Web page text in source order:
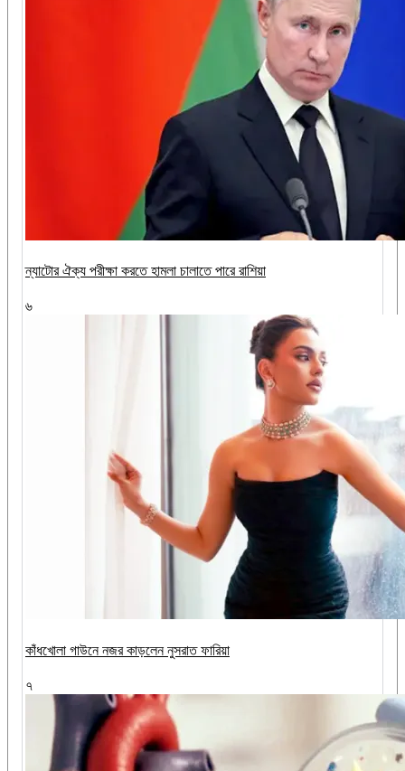
ন্যাটোর ঐক্য পরীক্ষা করতে হামলা চালাতে পারে রাশিয়া
৬
কাঁধখোলা গাউনে নজর কাড়লেন নুসরাত ফারিয়া
৭